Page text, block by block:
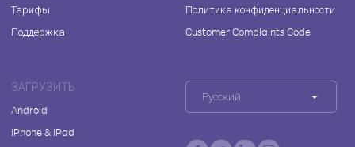
Тарифы
Поддержка
Политика конфиденциальности
Customer Complaints Code
ЗАГРУЗИТЬ
Android
iPhone & iPad
Русский